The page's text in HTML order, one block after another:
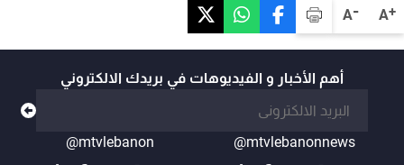
A+
A-
أهم الأخبار و الفيديوهات في بريدك الالكتروني
@mtvlebanonnews
@mtvlebanon